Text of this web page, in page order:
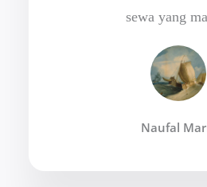
sewa yang
Naufal